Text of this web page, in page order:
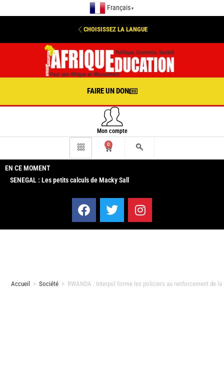
Français ▼
CHOISISSEZ LA LANGUE
FAIRE UN DON
Mon compte
0
EN CE MOMENT
SENEGAL : Les petits calculs de Macky Sall
Accueil > Société > RWANDA : Interpol forme les policiers au renforcement de